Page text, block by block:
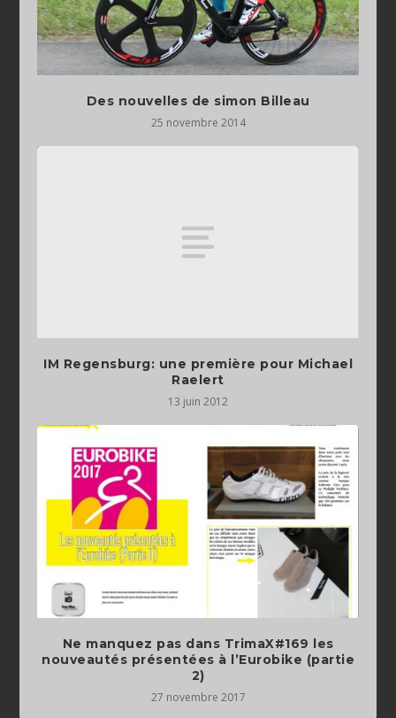
Des nouvelles de simon Billeau
25 novembre 2014
IM Regensburg: une première pour Michael
Raelert
13 juin 2012
Ne manquez pas dans TrimaX#169 les
nouveautés présentées à l’Eurobike (partie
2)
27 novembre 2017